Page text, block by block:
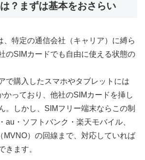
？まずは基本をおさらい
、特定の通信会社（キャリア）に縛ら
のSIMカードでも自由に使える状態の
で購入したスマホやタブレットには
かっており、他社のSIMカードを挿し
。しかし、SIMフリー端末ならこの制
au・ソフトバンク・楽天モバイル、
MVNO）の回線まで、対応していれば
きます。